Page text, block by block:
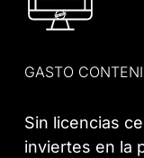
GASTO
Sin licencias
inviertes en la